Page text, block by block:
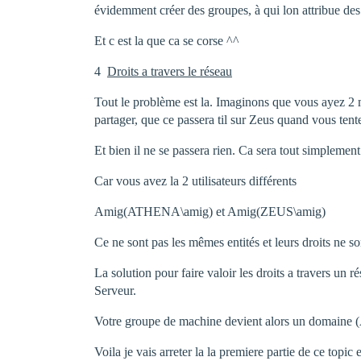
évidemment créer des groupes, à qui lon attribue
Et c est la que ca se corse ^^
4  Droits a travers le réseau
Tout le problème est la. Imaginons que vous ayez
partager, que ce passera til sur Zeus quand vous
Et bien il ne se passera rien. Ca sera tout
Car vous avez la 2 utilisateurs différents
Amig(ATHENA\amig) et Amig(ZEUS\amig)
Ce ne sont pas les mêmes entités et leurs droits ne
La solution pour faire valoir les droits a travers un
Serveur.
Votre groupe de machine devient alors un domaine
Voila je vais arreter la la premiere partie de ce